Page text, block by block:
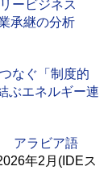
ービジネス
承継の分析
なぐ「制度的
ぶエネルギー連
アラビア語
年2月(IDEス